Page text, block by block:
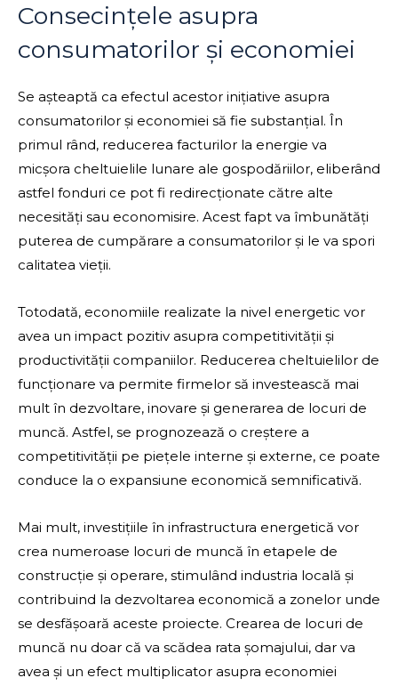
Consecințele asupra
consumatorilor și economiei
Se așteaptă ca efectul acestor inițiative asupra
consumatorilor și economiei să fie substanțial. În
primul rând, reducerea facturilor la energie va
micșora cheltuielile lunare ale gospodăriilor, eliberând
astfel fonduri ce pot fi redirecționate către alte
necesități sau economisire. Acest fapt va îmbunătăți
puterea de cumpărare a consumatorilor și le va spori
calitatea vieții.
Totodată, economiile realizate la nivel energetic vor
avea un impact pozitiv asupra competitivității și
productivității companiilor. Reducerea cheltuielilor de
funcționare va permite firmelor să investească mai
mult în dezvoltare, inovare și generarea de locuri de
muncă. Astfel, se prognozează o creștere a
competitivității pe piețele interne și externe, ce poate
conduce la o expansiune economică semnificativă.
Mai mult, investițiile în infrastructura energetică vor
crea numeroase locuri de muncă în etapele de
construcție și operare, stimulând industria locală și
contribuind la dezvoltarea economică a zonelor unde
se desfășoară aceste proiecte. Crearea de locuri de
muncă nu doar că va scădea rata șomajului, dar va
avea și un efect multiplicator asupra economiei